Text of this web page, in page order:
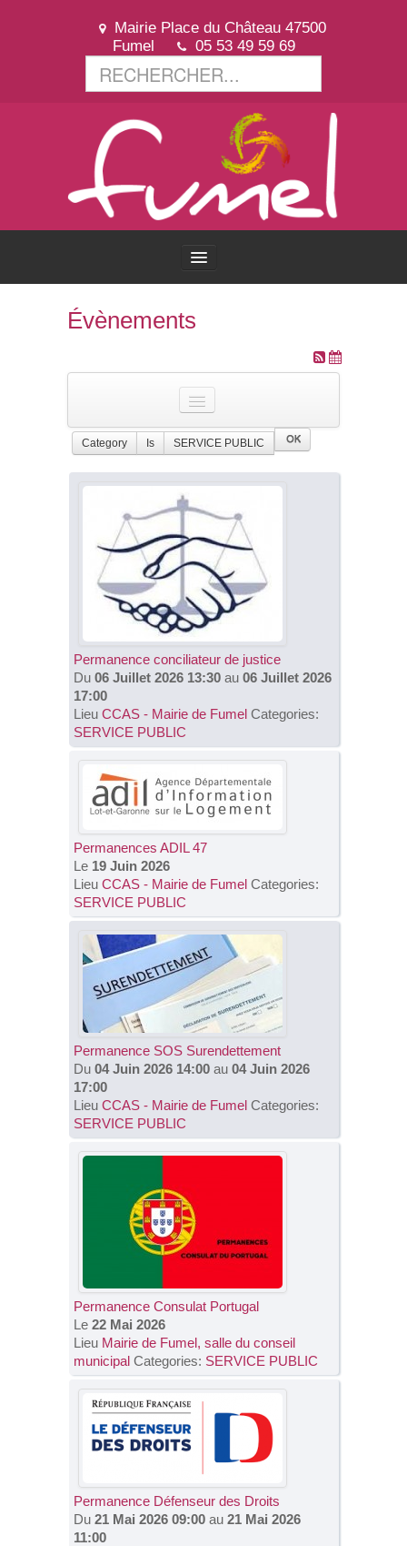
Mairie Place du Château 47500
Fumel
05 53 49 59 69
VOS DEMARCHES
SOCIAL
SPORTS ET LOISIRS
CULTURE ET PATRIMOINE
DÉCISIONS & DÉLIBÉRATIONS
RENDEZ-VOUS EN LIGNE
Évènements
Name
Add filter RETOUR AGENDA
Category Is SERVICE PUBLIC
Permanence conciliateur de justice
Du 06 Juillet 2026 13:30 au 06 Juillet 2026
17:00
Lieu CCAS - Mairie de Fumel Categories:
SERVICE PUBLIC
Permanences ADIL 47
Le 19 Juin 2026
Lieu CCAS - Mairie de Fumel Categories:
SERVICE PUBLIC
Permanence SOS Surendettement
Du 04 Juin 2026 14:00 au 04 Juin 2026
17:00
Lieu CCAS - Mairie de Fumel Categories:
SERVICE PUBLIC
Permanence Consulat Portugal
Le 22 Mai 2026
Lieu Mairie de Fumel, salle du conseil
municipal Categories: SERVICE PUBLIC
Permanence Défenseur des Droits
Du 21 Mai 2026 09:00 au 21 Mai 2026
11:00